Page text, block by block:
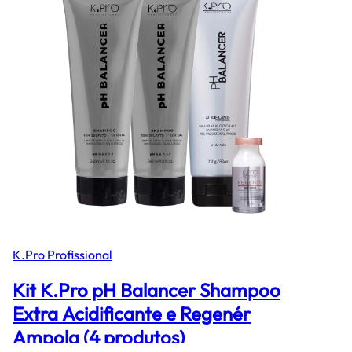
K.Pro Profissional
Kit K.Pro pH Balancer Shampoo
Extra Acidificante e Regenér
Ampola (4 produtos)